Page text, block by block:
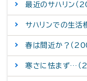
最近のサハリン（
サハリンでの生
春は間近か？（
寒さに怯まず…